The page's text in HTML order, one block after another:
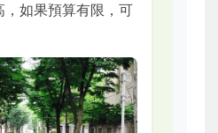
，如果預算有限，可